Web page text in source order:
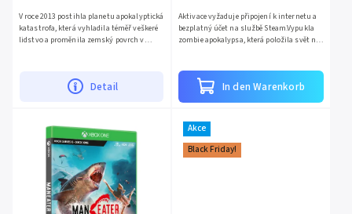
Detail
V roce 2013 postihla planetu apokalyptická
katastrofa, která vyhladila téměř veškeré
lidstvo a proměnila zemský povrch v
In den Warenkorb
Aktivace vyžaduje připojení k internetu a
bezplatný účet na službě Steam.Vypukla
zombie apokalypsa, která položila svět na
Akce
Black Friday!